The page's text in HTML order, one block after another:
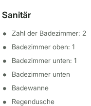
Sanitär
Zahl der Badezimmer: 2
Badezimmer oben: 1
Badezimmer unten: 1
Badezimmer unten
Badewanne
Regendusche